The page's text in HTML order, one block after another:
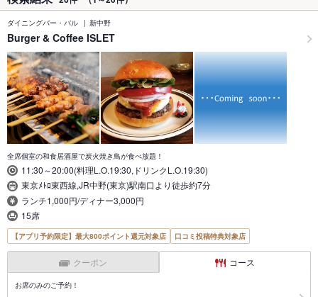
ダイニングバー・バル 新中野
Burger & Coffee ISLET
全席個室の和食居酒屋で炭火焼き鳥が食べ放題！
11:30～20:00(料理L.O.19:30,ドリンクL.O.19:30)
東京ﾒﾄﾛ東西線,JR中野(東京)駅南口より徒歩約7分
ランチ1,000円/ディナー3,000円
15席
【アプリ予約限定】最大800ポイント還元対象店 口コミ投稿特典対象店
クーポン コース
お席のみのご予約！